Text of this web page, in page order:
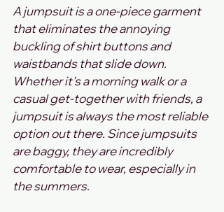
A jumpsuit is a one-piece garment
that eliminates the annoying
buckling of shirt buttons and
waistbands that slide down.
Whether it's a morning walk or a
casual get-together with friends, a
jumpsuit is always the most reliable
option out there. Since jumpsuits
are baggy, they are incredibly
comfortable to wear, especially in
the summers.